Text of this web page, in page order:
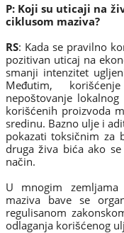
P: Koji su uticaji na
ciklusom maziva?
RS: Kada se pravilno
pozitivan uticaj na
smanji intenzitet
Međutim,
nepoštovanje
korišćenih proizvoda
sredinu. Bazno ulje i
pokazati toksičnim za
druga živa bića ako
način.
U mnogim
maziva bave se
regulisanom
odlaganja korišćenog